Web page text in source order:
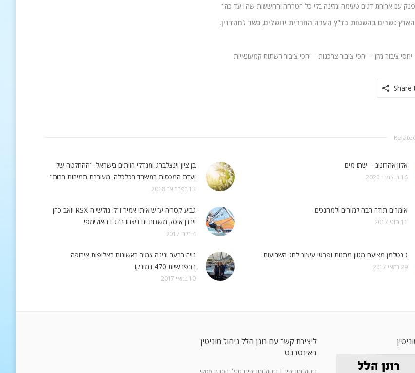
עם ארוחת דגים טעימה ומזינה בלי כל הטרחה והחששות שהיו עד כה."
הארץ כשרים בהשגחת בד"ץ העדה החרדית ירושלים, כשר למהדרין.
יחסי ציבור מזון – יחסי ציבור צרכנות – יחסי ציבור רשתות קמעונאיות
Share
אלון אהרונוב – שתו מים
16 בדצמבר 2020
בן ציון וינצלברג ומגדלי הזיתים בישראל: "ההחלטה של
ועדת המכסות במשרד הכלכלה, מעוררת תמיהות רבות"
13 בפברואר 2018
אומרים תודה רבה למורים ולמחנכים
11 ביוני 2017
גביע קסריה ע"ש איתי אמיר ז"ל: גולשי ה-RSX יואב כהן
וירדן איסק משדות ים ניצחו בדגם האולימפי
4 ביוני 2017
ג'נטלמן מציעה מגוון מתנות ופרטי עיצוב לחג השבועות
29 במאי 2017
נויה ברעם ונינה אמיר ראשונות באליפות אירופה
במפרשיות 470 במונקו
10 במאי 2017
ליצירת קשר עם רונן הלל ניהול מוניטין
באינטרנט
ניהול מוניטין | ניהול מוניטין בגוגל, הסרת פסקי